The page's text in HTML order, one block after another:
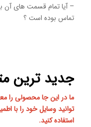
– آیا تمام قسمت های آن
تماس بوده است ؟
جدید ترین
ما در این جا محصولی را
توانید وسایل خود را با
استفاده کنید.